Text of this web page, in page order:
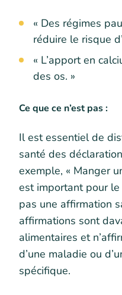
« Des régimes
réduire le risque
« L’apport en
des os. »
Ce que ce n’est pas :
Il est essentiel de
santé des
exemple, « Manger
est important pour le
pas une affirmation
affirmations sont
alimentaires et
d’une maladie ou
spécifique.